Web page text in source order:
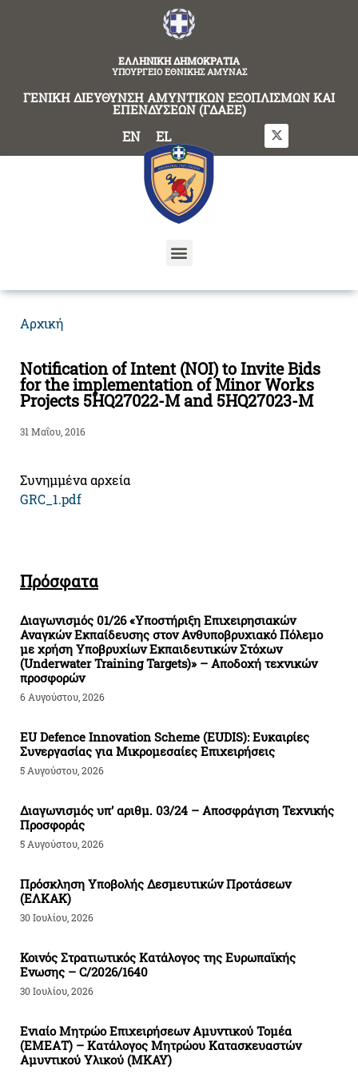
ΕΛΛΗΝΙΚΗ ΔΗΜΟΚΡΑΤΙΑ
ΥΠΟΥΡΓΕΙΟ ΕΘΝΙΚΗΣ ΑΜΥΝΑΣ
ΓΕΝΙΚΗ ΔΙΕΥΘΥΝΣΗ ΑΜΥΝΤΙΚΩΝ ΕΞΟΠΛΙΣΜΩΝ ΚΑΙ
ΕΠΕΝΔΥΣΕΩΝ (ΓΔΑΕΕ)
EN EL
Αρχική
Notification of Intent (NOI) to Invite Bids
for the implementation of Minor Works
Projects 5HQ27022-M and 5HQ27023-M
31 Μαΐου, 2016
Συνημμένα αρχεία
GRC_1.pdf
Πρόσφατα
Διαγωνισμός 01/26 «Υποστήριξη Επιχειρησιακών
Αναγκών Εκπαίδευσης στον Ανθυποβρυχιακό Πόλεμο
με χρήση Υποβρυχίων Εκπαιδευτικών Στόχων
(Underwater Training Targets)» – Αποδοχή τεχνικών
προσφορών
6 Αυγούστου, 2026
EU Defence Innovation Scheme (EUDIS): Ευκαιρίες
Συνεργασίας για Μικρομεσαίες Επιχειρήσεις
5 Αυγούστου, 2026
Διαγωνισμός υπ’ αριθμ. 03/24 – Αποσφράγιση Τεχνικής
Προσφοράς
5 Αυγούστου, 2026
Πρόσκληση Υποβολής Δεσμευτικών Προτάσεων
(ΕΛΚΑΚ)
30 Ιουλίου, 2026
Κοινός Στρατιωτικός Κατάλογος της Ευρωπαϊκής
Ενωσης – C/2026/1640
30 Ιουλίου, 2026
Ενιαίο Μητρώο Επιχειρήσεων Αμυντικού Τομέα
(ΕΜΕΑΤ) – Κατάλογος Μητρώου Κατασκευαστών
Αμυντικού Υλικού (ΜΚΑΥ)